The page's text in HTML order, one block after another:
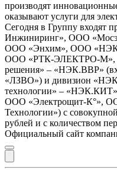
производят
оказывают услуги для
Сегодня в Группу входят
Инжиниринг», ООО
ООО «Энхим», ООО
ООО «РТК-ЭЛЕКТРО-М»,
решения» – «НЭК.ВВР»
«ЛЗВО») и дивизион
технологии» –
ООО «Электрощит-К°»,
Технологии») с
рублей и с количеством
Официальный сайт